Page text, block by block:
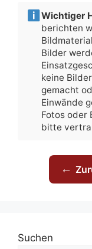
Wichtiger
berichten
Bilder
keine
gemacht
Einwände
Fotos oder
bitte
←
Suchen